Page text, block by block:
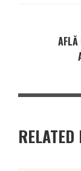
RELATED